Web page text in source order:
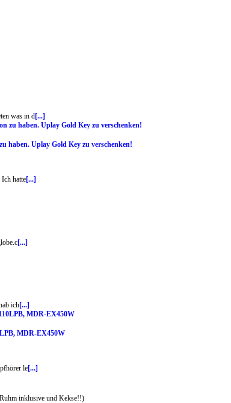
was in d[...]
haben. Uplay Gold Key zu verschenken!
hatte[...]
[...]
ich[...]
MDR-EX450W
le[...]
inklusive und Kekse!!)